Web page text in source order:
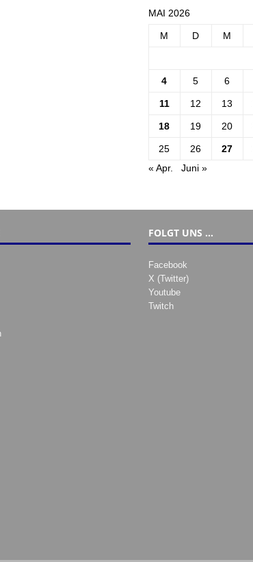
MAI 2026
M D M
4 5 6
11 12 13
18 19 20
25 26 27
« Apr.
Juni »
FOLGT UNS …
Facebook
X (Twitter)
Youtube
Twitch